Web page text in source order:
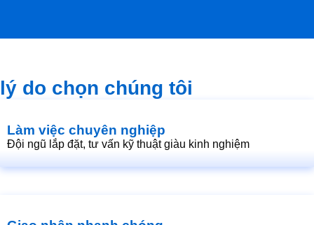
lý do chọn chúng tôi
Làm việc chuyên nghiệp
Đội ngũ lắp đặt, tư vấn kỹ thuật giàu kinh nghiệm